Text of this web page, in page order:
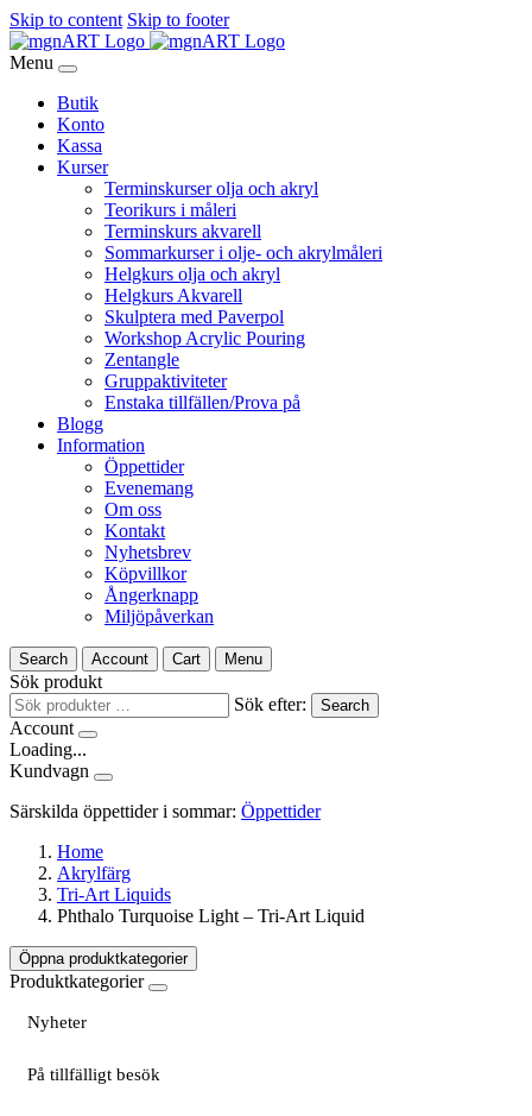
Skip to content Skip to footer
Menu
Butik
Konto
Kassa
Kurser
Terminskurser olja och akryl
Teorikurs i måleri
Terminskurs akvarell
Sommarkurser i olje- och akrylmåleri
Helgkurs olja och akryl
Helgkurs Akvarell
Skulptera med Paverpol
Workshop Acrylic Pouring
Zentangle
Gruppaktiviteter
Enstaka tillfällen/Prova på
Blogg
Information
Öppettider
Evenemang
Om oss
Kontakt
Nyhetsbrev
Köpvillkor
Ångerknapp
Miljöpåverkan
Search Account Cart Menu
Sök produkt
Sök efter:
Search
Account
Loading...
Kundvagn
Särskilda öppettider i sommar: Öppettider
Home
Akrylfärg
Tri-Art Liquids
Phthalo Turquoise Light – Tri-Art Liquid
Öppna produktkategorier
Produktkategorier
Nyheter
På tillfälligt besök